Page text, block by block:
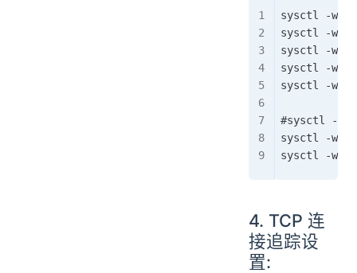
sysctl -w
sysctl -w
sysctl -w
sysctl -w
sysctl -w
#sysctl -w
sysctl -w
sysctl -w
4. TCP 连
接追踪设
置: